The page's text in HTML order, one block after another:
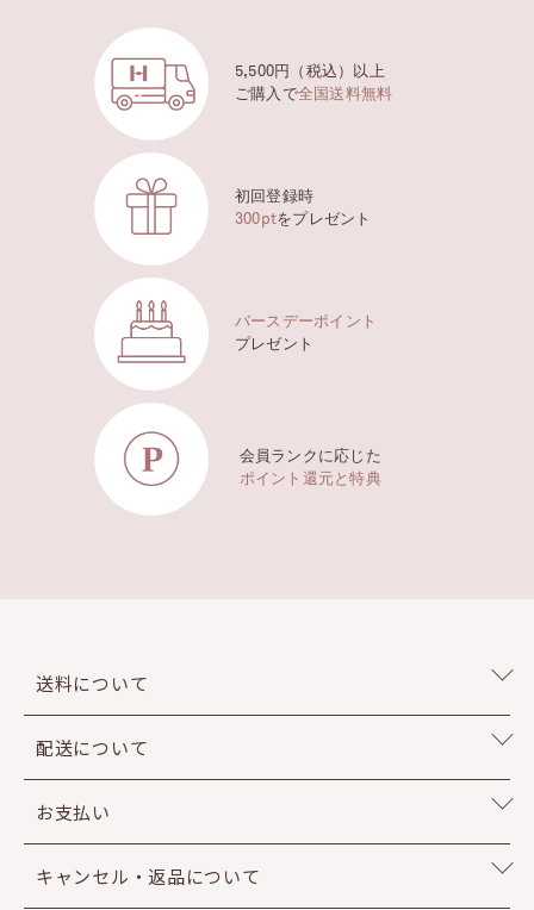
5,500円（税込）以上
ご購入で全国送料無料
初回登録時
300ptをプレゼント
バースデーポイント
プレゼント
会員ランクに応じた
ポイント還元と特典
送料について
配送について
お支払い
キャンセル・返品について